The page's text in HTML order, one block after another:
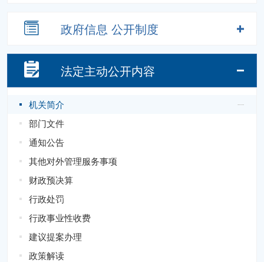
政府信息 公开制度
法定主动公开内容
机关简介
部门文件
通知公告
其他对外管理服务事项
财政预决算
行政处罚
行政事业性收费
建议提案办理
政策解读